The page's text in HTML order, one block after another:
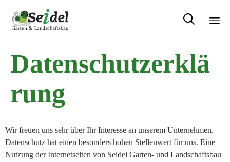

Datenschutzerklä
rung
Wir freuen uns sehr über Ihr Interesse an unserem Unternehmen.
Datenschutz hat einen besonders hohen Stellenwert für uns. Eine
Nutzung der Internetseiten von Seidel Garten- und Landschaftsbau